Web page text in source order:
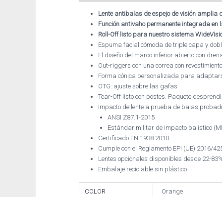
Lente antibalas de espejo de visión amplia
Función antivaho permanente integrada en
Roll-Off listo para nuestro sistema
Espuma facial cómoda de triple capa y
El diseño del marco inferior abierto con
Out-riggers con una correa con
Forma cónica personalizada para
OTG: ajuste sobre las gafas
Tear-Off listo con postes. Paquete
Impacto de lente a prueba de balas
ANSI Z87.1-2015
Estándar militar de impacto balístico
Certificado EN 1938:2010
Cumple con el Reglamento EPI (UE) 2016/
Lentes opcionales disponibles desde 22-
Embalaje reciclable sin plástico
COLOR Orange